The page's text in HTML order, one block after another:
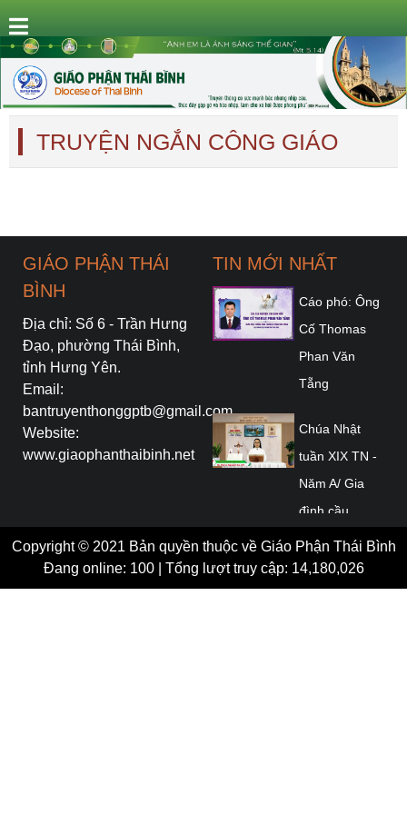
TRUYỆN NGẮN CÔNG GIÁO
GIÁO PHẬN THÁI
BÌNH
Địa chỉ: Số 6 - Trần Hưng
Đạo, phường Thái Bình,
tỉnh Hưng Yên.
Email:
bantruyenthonggptb@gmail.com
Website:
www.giaophanthaibinh.net
TIN MỚI NHẤT
Cáo phó: Ông
Cố Thomas
Phan Văn
Tẵng
Chúa Nhật
tuần XIX TN -
Năm A/ Gia
đình cầu
nguyện với Lời
Chúa/ Giáo
phận Thái
Copyright © 2021 Bản quyền thuộc về Giáo Phận Thái Bình
Đang online: 100 | Tổng lượt truy cập: 14,180,026